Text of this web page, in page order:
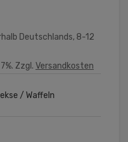
Deutschlands, 8-12
Zzgl. Versandkosten
/ Waffeln